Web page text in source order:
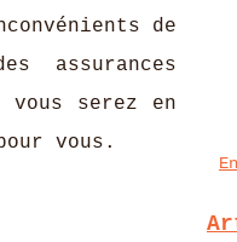
de
assurances
serez en
vous.